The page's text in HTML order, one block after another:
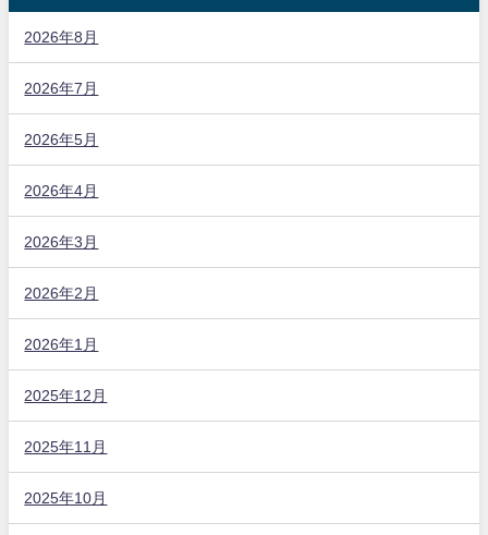
2026年8月
2026年7月
2026年5月
2026年4月
2026年3月
2026年2月
2026年1月
2025年12月
2025年11月
2025年10月